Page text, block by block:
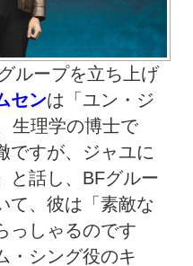
ループを立ち上げ
センは「ユン・ジ
生理学の博士で
ですが、ジャユに
と話し、BFグルー
て、彼は「素敵な
っしゃるのです
・シング役のキ